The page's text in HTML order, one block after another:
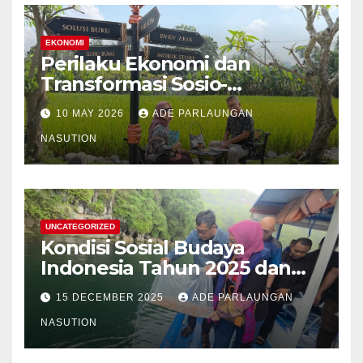
EKONOMI
Perilaku Ekonomi dan
Transformasi Sosio-
Struktural Masyarakat Agraris
Sumatera Utara: Analisis
Komparatif Sektor
Perkebunan Kelapa Sawit,
Tanaman Palawija, dan Hasil
Hutan Bukan Kayu
10 MAY 2026 ADE PARLAUNGAN
NASUTION
UNCATEGORIZED
Kondisi Sosial Budaya
Indonesia Tahun 2025 dan
Proyeksi Strategis Tahun
2026
15 DECEMBER 2025 ADE PARLAUNGAN
NASUTION